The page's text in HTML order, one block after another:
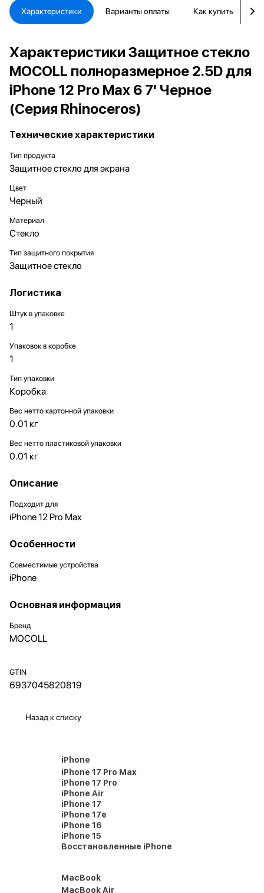
Характеристики Варианты оплаты Как купить
Характеристики Защитное стекло
MOCOLL полноразмерное 2.5D для
iPhone 12 Pro Max 6 7' Черное
(Серия Rhinoceros)
Технические характеристики
Тип продукта
Защитное стекло для экрана
Цвет
Черный
Материал
Стекло
Тип защитного покрытия
Защитное стекло
Логистика
Штук в упаковке
1
Упаковок в коробке
1
Тип упаковки
Коробка
Вес нетто картонной упаковки
0.01 кг
Вес нетто пластиковой упаковки
0.01 кг
Описание
Подходит для
iPhone 12 Pro Max
Особенности
Совместимые устройства
iPhone
Основная информация
Бренд
MOCOLL
GTIN
6937045820819
Назад к списку
iPhone
iPhone 17 Pro Max
iPhone 17 Pro
iPhone Air
iPhone 17
iPhone 17e
iPhone 16
iPhone 15
Восстановленные iPhone
MacBook
MacBook Air